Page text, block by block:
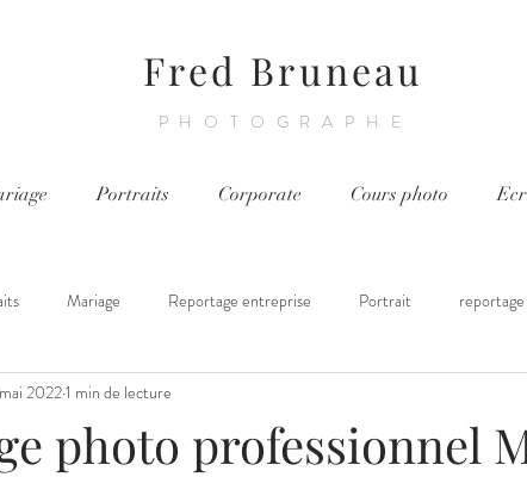
Fred Bruneau
PHOTOGRAPHE
Portraits Corporate Cours photo
Mariage Reportage entreprise Portrait
Reportage chantier
photo professionnel
20221 min de lecture